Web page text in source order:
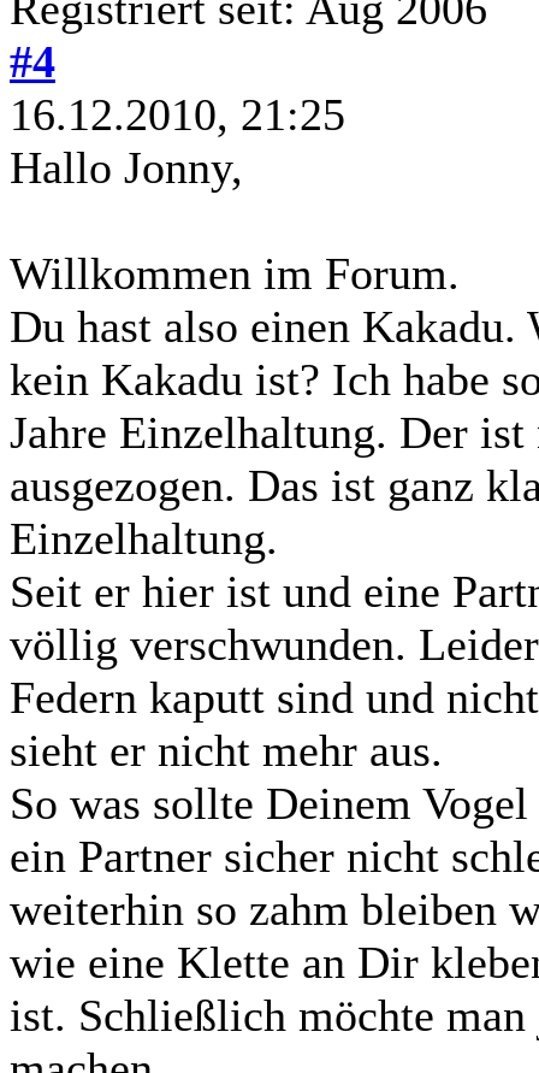
#4
16.12.2010, 21:25
Hallo Jonny,
Willkommen im Forum.
Du hast also einen
kein Kakadu ist? Ich habe
Jahre Einzelhaltung. Der
ausgezogen. Das ist ganz
Einzelhaltung.
Seit er hier ist und eine
völlig verschwunden.
Federn kaputt sind und
sieht er nicht mehr aus.
So was sollte Deinem
ein Partner sicher nicht
weiterhin so zahm bleiben
wie eine Klette an Dir
ist. Schließlich möchte